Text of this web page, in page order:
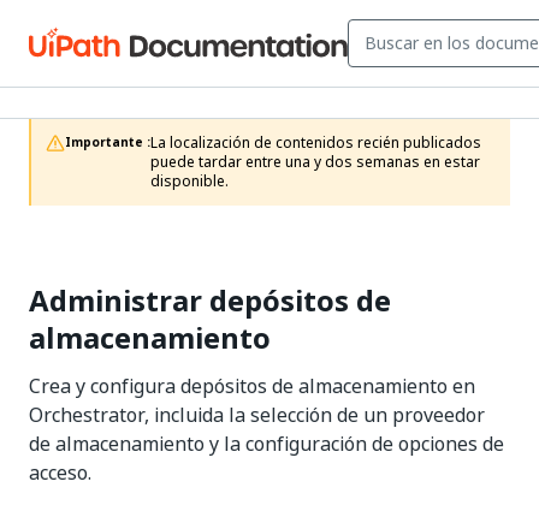
Importante :La localización de contenidos recién publicados
puede tardar entre una y dos semanas en estar
disponible.
Administrar depósitos de
almacenamiento
Crea y configura depósitos de almacenamiento en
Orchestrator, incluida la selección de un proveedor
de almacenamiento y la configuración de opciones de
acceso.